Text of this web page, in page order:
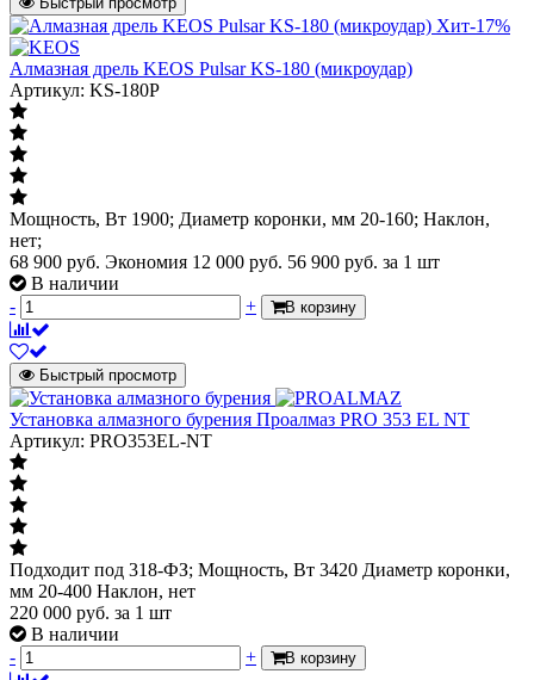
Хит-17%
Алмазная дрель KEOS Pulsar KS-180 (микроудар)
Артикул: KS-180P
Мощность, Вт 1900; Диаметр коронки, мм 20-160; Наклон,
нет;
68 900 руб. Экономия 12 000 руб. 56 900 руб. за 1 шт
В наличии
-
+ В корзину
Быстрый просмотр
Установка алмазного бурения Проалмаз PRO 353 EL NT
Артикул: PRO353EL-NT
Подходит под 318-ФЗ; Мощность, Вт 3420 Диаметр коронки,
мм 20-400 Наклон, нет
220 000 руб. за 1 шт
В наличии
-
+ В корзину